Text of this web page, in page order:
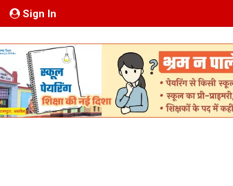
Sign In